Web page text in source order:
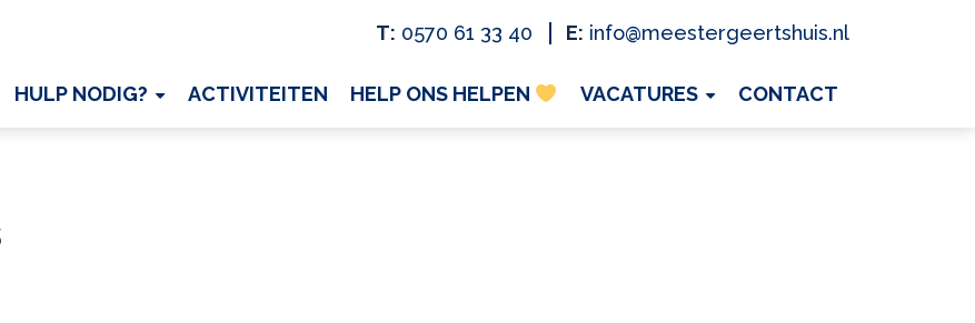
T: 0570 61 33 40 E: info@meestergeertshuis.nl
HULP NODIG? ACTIVITEITEN HELP ONS HELPEN VACATURES CONTACT